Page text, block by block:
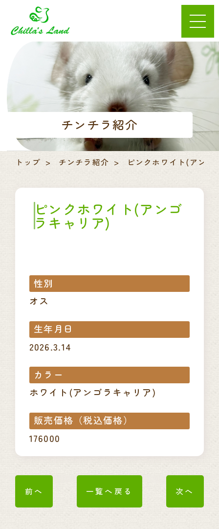
チンチラ紹介
トップ チンチラ紹介 ピンクホワイト(アンゴ
性別
オス
生年月日
2026.3.14
カラー
ホワイト(アンゴラキャリア)
販売価格（税込価格）
176000
ピンクホワイト(アンゴ
ラキャリア)
前へ 一覧へ戻る 次へ